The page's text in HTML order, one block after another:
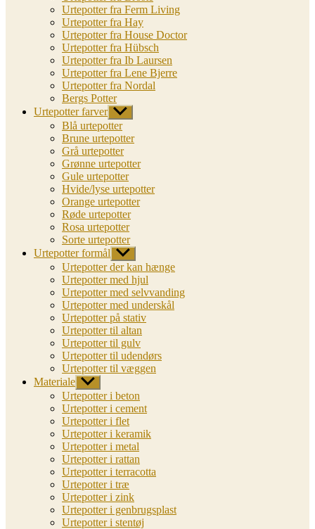
Urtepotter fra Ferm Living
Urtepotter fra Hay
Urtepotter fra House Doctor
Urtepotter fra Hübsch
Urtepotter fra Ib Laursen
Urtepotter fra Lene Bjerre
Urtepotter fra Nordal
Bergs Potter
Urtepotter farver Vis
undermenu
Blå urtepotter
Brune urtepotter
Grå urtepotter
Grønne urtepotter
Gule urtepotter
Hvide/lyse urtepotter
Orange urtepotter
Røde urtepotter
Rosa urtepotter
Sorte urtepotter
Urtepotter formål Vis
undermenu
Urtepotter der kan hænge
Urtepotter med hjul
Urtepotter med selvvanding
Urtepotter med underskål
Urtepotter på stativ
Urtepotter til altan
Urtepotter til gulv
Urtepotter til udendørs
Urtepotter til væggen
Materiale Vis
undermenu
Urtepotter i beton
Urtepotter i cement
Urtepotter i flet
Urtepotter i keramik
Urtepotter i metal
Urtepotter i rattan
Urtepotter i terracotta
Urtepotter i træ
Urtepotter i zink
Urtepotter i genbrugsplast
Urtepotter i stentøj